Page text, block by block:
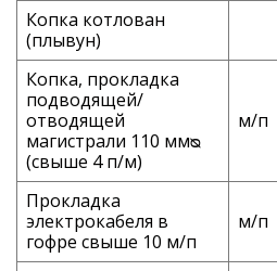
Копка котлован
(плывун)
Копка, прокладка
подводящей/
отводящей
магистрали 110 ммᴓ
(свыше 4 п/м)
м/п
Прокладка
электрокабеля в
гофре свыше 10 м/п
м/п